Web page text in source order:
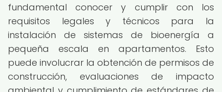
fundamental conocer y cumplir con los
requisitos legales y técnicos para la
instalación de sistemas de bioenergía a
pequeña escala en apartamentos. Esto
puede involucrar la obtención de permisos de
construcción, evaluaciones de impacto